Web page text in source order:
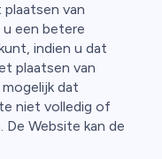
van
een betere
indien u dat
plaatsen van
dat
niet volledig of
Website kan de